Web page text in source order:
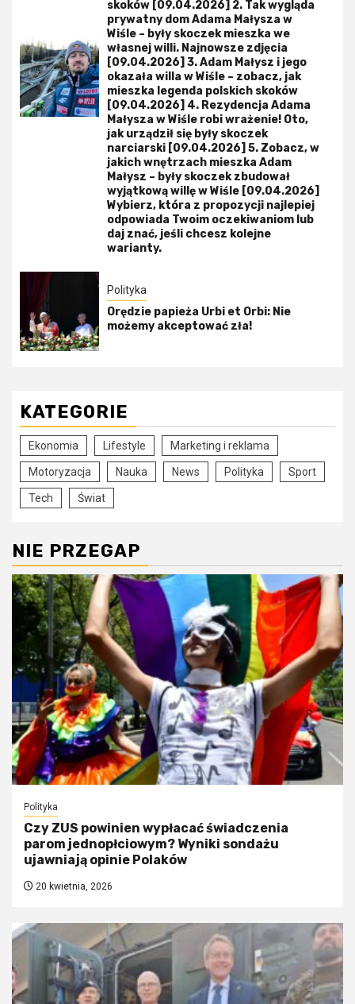
skoków [09.04.2026] 2. Tak wygląda
prywatny dom Adama Małysza w
Wiśle – były skoczek mieszka we
własnej willi. Najnowsze zdjęcia
[09.04.2026] 3. Adam Małysz i jego
okazała willa w Wiśle – zobacz, jak
mieszka legenda polskich skoków
[09.04.2026] 4. Rezydencja Adama
Małysza w Wiśle robi wrażenie! Oto,
jak urządził się były skoczek
narciarski [09.04.2026] 5. Zobacz, w
jakich wnętrzach mieszka Adam
Małysz – były skoczek zbudował
wyjątkową willę w Wiśle [09.04.2026]
Wybierz, która z propozycji najlepiej
odpowiada Twoim oczekiwaniom lub
daj znać, jeśli chcesz kolejne
warianty.
Polityka
Orędzie papieża Urbi et Orbi: Nie
możemy akceptować zła!
KATEGORIE
Ekonomia Lifestyle Marketing i reklama
Motoryzacja Nauka News Polityka Sport
Tech Świat
NIE PRZEGAP
Polityka
Czy ZUS powinien wypłacać świadczenia
parom jednopłciowym? Wyniki sondażu
ujawniają opinie Polaków
20 kwietnia, 2026